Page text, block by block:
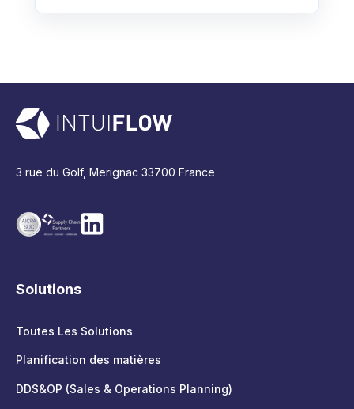
3 rue du Golf, Merignac 33700 France
Solutions
Toutes Les Solutions
Planification des matières
DDS&OP (Sales & Operations Planning)